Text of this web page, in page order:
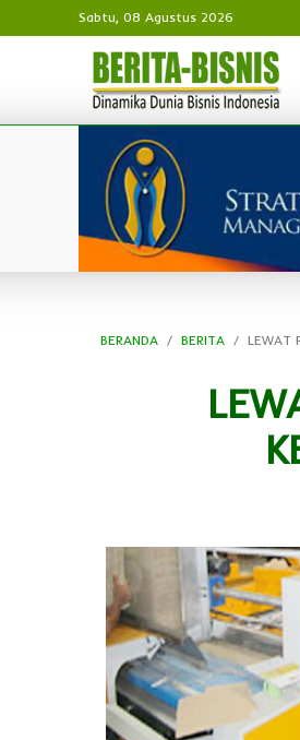
Sabtu, 08 Agustus 2026
BERANDA BERITA LEWAT